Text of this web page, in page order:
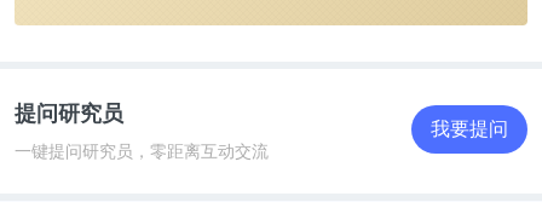
沟通中，无法“看见”对方就无法建立认同。所以很多
品格备受赞扬的领导者，在公众会面时会习惯性的多
提问研究员
一键提问研究员，零距离互动交流
我要提问